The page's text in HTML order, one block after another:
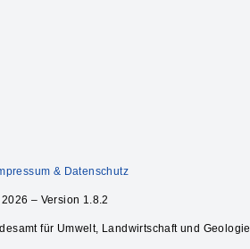
& Datenschutz
– Version 1.8.2
für Umwelt, Landwirtschaft und Geologie